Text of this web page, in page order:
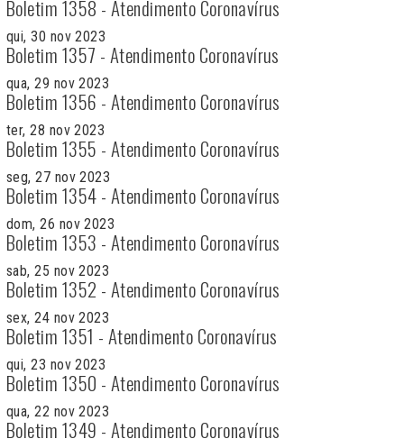
Boletim 1358 - Atendimento Coronavírus
qui, 30 nov 2023
Boletim 1357 - Atendimento Coronavírus
qua, 29 nov 2023
Boletim 1356 - Atendimento Coronavírus
ter, 28 nov 2023
Boletim 1355 - Atendimento Coronavírus
seg, 27 nov 2023
Boletim 1354 - Atendimento Coronavírus
dom, 26 nov 2023
Boletim 1353 - Atendimento Coronavírus
sab, 25 nov 2023
Boletim 1352 - Atendimento Coronavírus
sex, 24 nov 2023
Boletim 1351 - Atendimento Coronavírus
qui, 23 nov 2023
Boletim 1350 - Atendimento Coronavírus
qua, 22 nov 2023
Boletim 1349 - Atendimento Coronavírus